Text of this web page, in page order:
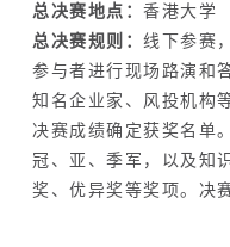
总决赛地点： 香港大学
总决赛规则： 线下参赛
参与者进行现场路演和
知名企业家、风投机构
决赛成绩确定获奖名单
冠、亚、季军，以及知
奖、优异奖等奖项。决